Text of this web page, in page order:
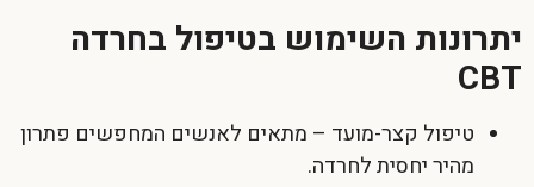
יתרונות השימוש בטיפול בחרדה
CBT
טיפול קצר-מועד – מתאים לאנשים המחפשים פתרון
מהיר יחסית לחרדה.